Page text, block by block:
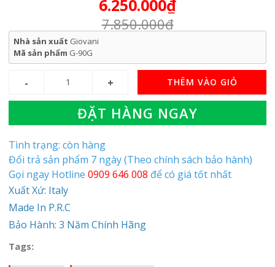
6.250.000₫
7.850.000₫
Nhà sản xuất Giovani
Mã sản phẩm G-90G
THÊM VÀO GIỎ
ĐẶT HÀNG NGAY
Tình trạng: còn hàng
Đổi trả sản phẩm 7 ngày (Theo chính sách bảo hành)
Gọi ngay Hotline 0909 646 008 để có giá tốt nhất
Xuất Xứ: Italy
Made In P.R.C
Bảo Hành: 3 Năm Chính Hãng
Tags: